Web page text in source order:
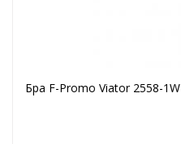
Бра F-Promo Viator 2558-1W